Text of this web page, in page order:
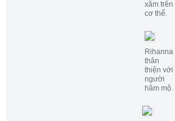
xăm trên
cơ thể.
Rihanna
thân
thiện với
người
hâm mộ.